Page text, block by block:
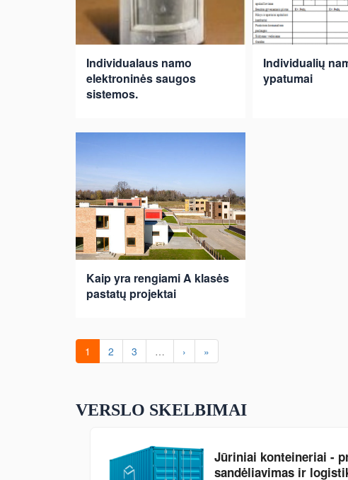
Individualaus namo
elektroninės saugos
sistemos.
Individualių
ypatumai
Kaip yra rengiami A klasės
pastatų projektai
1 2 3 … › »
VERSLO SKELBIMAI
Jūriniai konteineriai -
sandėliavimas ir